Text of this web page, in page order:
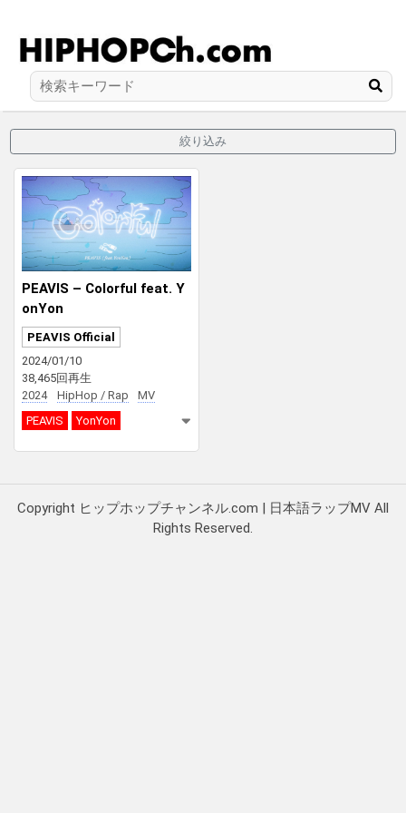
絞り込み
PEAVIS – Colorful feat. Y
onYon
PEAVIS Official
2024/01/10
38,465回再生
2024
HipHop / Rap
MV
PEAVIS
YonYon
Copyright ヒップホップチャンネル.com | 日本語ラップMV All
Rights Reserved.